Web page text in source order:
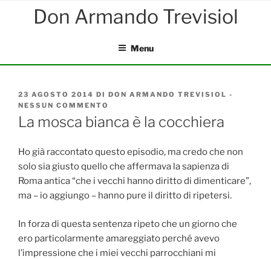
Menu
PUBBLICATO
IL
23 AGOSTO 2014 DI DON ARMANDO TREVISIOL -
NESSUN COMMENTO
MOSCA
È
COCCHIERA
La mosca bianca è la cocchiera
Ho già raccontato questo episodio, ma credo che non
solo sia giusto quello che affermava la sapienza di
Roma antica “che i vecchi hanno diritto di dimenticare”,
ma – io aggiungo – hanno pure il diritto di ripetersi.
In forza di questa sentenza ripeto che un giorno che
ero particolarmente amareggiato perché avevo
l’impressione che i miei vecchi parrocchiani mi